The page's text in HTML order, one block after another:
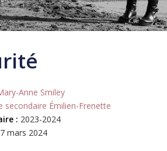
Anne Smiley
secondaire Émilien-Frenette
: 2023-2024
mars 2024